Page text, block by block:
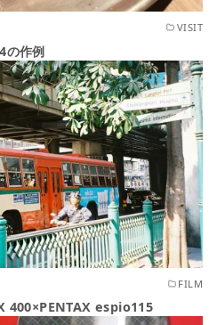
VISIT
の作例
FILM
400×PENTAX espio115